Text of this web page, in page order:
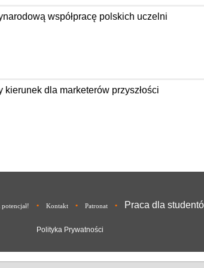
współpracę polskich uczelni
dla marketerów przyszłości
• Kontakt • Patronat • Praca dla
Polityka Prywatności